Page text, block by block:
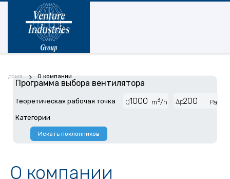
дома О компании
Программа выбора вентилятора
Теоретическая рабочая точка Q m3/h Δp
Pa
Категории
Искать поклонников
О компании